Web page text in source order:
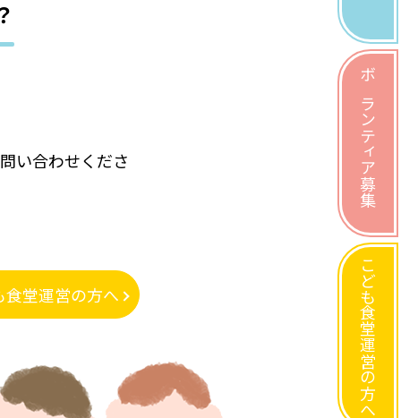
い合わせくださ
食堂運営の方へ
ボランティア募集
こども食堂運営の方へ